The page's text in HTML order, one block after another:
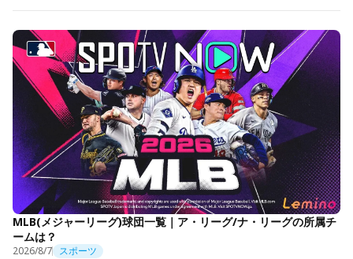
MLB(メジャーリーグ)球団一覧｜ア・リーグ/ナ・リーグの所属チ
ームは？
2026/8/7 スポーツ